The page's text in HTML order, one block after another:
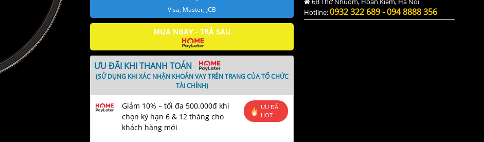
Visa, Master, JCB
MUA NGAY - TRẢ SAU
ƯU ĐÃI KHI THANH TOÁN
(SỬ DỤNG KHI XÁC NHẬN KHOẢN VAY TRÊN TRANG CỦA TỔ CHỨC
TÀI CHÍNH)
Giảm 10% – tối đa 500.000đ khi
chọn kỳ hạn 6 & 12 tháng cho
khách hàng mới
ƯU ĐÃI
HOT
Hotline:0932 322 689 - 094 8888 356